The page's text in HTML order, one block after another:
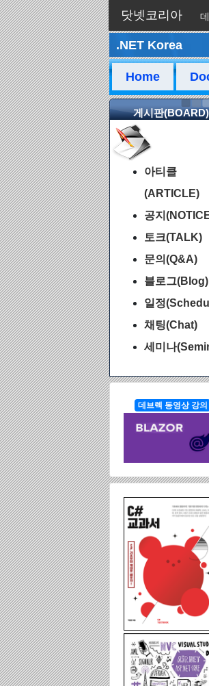
닷넷코리아
.NET Korea
Home
게시판(BOARD)
아티클
(ARTICLE)
공지
토크(TALK)
문의(Q&A)
블로그(Blog)
일정
채팅(Chat)
세미나
데브렉 동영상 강의